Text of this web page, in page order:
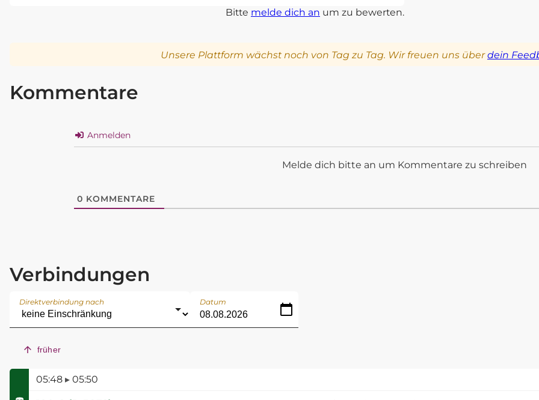
Bitte melde dich an um zu bewerten.
Unsere Plattform wächst noch von Tag zu Tag. Wir freuen uns überdein
Kommentare
Anmelden
Melde dich bitte an um Kommentare zu schreiben
0 KOMMENTARE
Verbindungen
Direktverbindung nach Datum
früher
05:48 ▸ 05:50